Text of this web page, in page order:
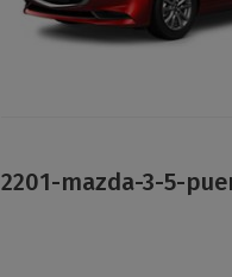
2201-mazda-3-5-